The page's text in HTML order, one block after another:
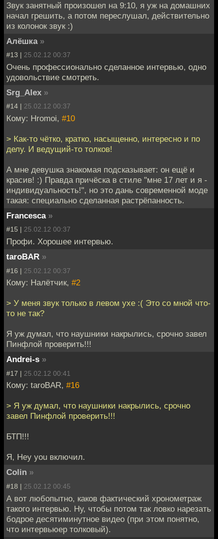
Звук занятный произошел на 9:10, я уж на домашних
начал грешить, а потом переслушал, действительно
из колонок звук :)
Алёшка »
#13 | 25.02.12 00:37
Очень профессионально сделанное интервью, одно
удовольствие смотреть.
Srg_Alex »
#14 | 25.02.12 00:37
Кому: Hromoi, #10
> Как-то чётко, кратко, насыщенно, интересно и по
делу. И ведущий-то толков!
А мне девушка знакомая подсказывает: он ещё и
красив! :) Правда причёска в стиле "мне 17 лет и я -
индивидуальность!", но это дань современной моде
такая: специально сделанная растрёпанность.
Francesca »
#15 | 25.02.12 00:37
Профи. Хорошее интервью.
taroBAR »
#16 | 25.02.12 00:37
Кому: Налётчик, #2
> У меня звук только в левом ухе :( Это со мной что-
то не так?
Я уж думал, что наушники накрылись, срочно завел
Пинфлой проверить!!!
Andrei-s »
#17 | 25.02.12 00:41
Кому: taroBAR, #16
> Я уж думал, что наушники накрылись, срочно
завел Пинфлой проверить!!!
БТП!!!
Я, Hey you включил.
Colin »
#18 | 25.02.12 00:45
А вот любопытно, каков фактический хронометраж
такого интервью. Ну, чтобы потом так ловко нарезать
бодрое десятиминутное видео (при этом понятно,
что интервьюер толковый).